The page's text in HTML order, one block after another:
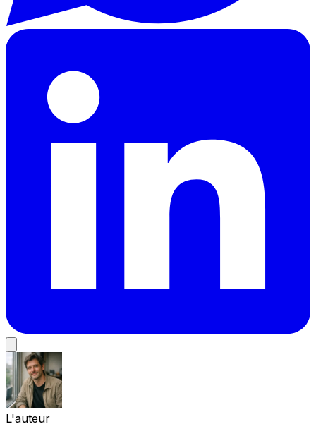
L'auteur